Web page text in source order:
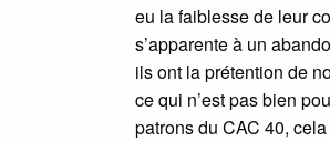
eu la faiblesse de leur
s’apparente à un
ils ont la prétention de
ce qui n’est pas bien
patrons du CAC 40,